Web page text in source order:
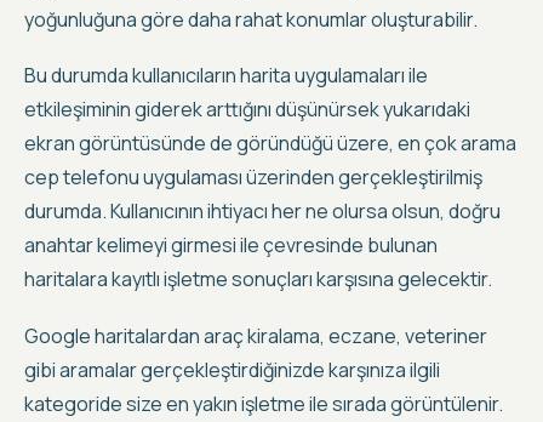
yoğunluğuna göre daha rahat konumlar oluşturabilir.
Bu durumda kullanıcıların harita uygulamaları ile
etkileşiminin giderek arttığını düşünürsek yukarıdaki
ekran görüntüsünde de göründüğü üzere, en çok arama
cep telefonu uygulaması üzerinden gerçekleştirilmiş
durumda. Kullanıcının ihtiyacı her ne olursa olsun, doğru
anahtar kelimeyi girmesi ile çevresinde bulunan
haritalara kayıtlı işletme sonuçları karşısına gelecektir.
Google haritalardan araç kiralama, eczane, veteriner
gibi aramalar gerçekleştirdiğinizde karşınıza ilgili
kategoride size en yakın işletme ile sırada görüntülenir.